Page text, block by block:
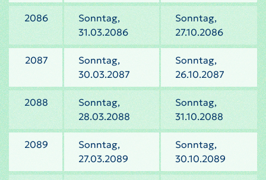
2086
Sonntag,
31.03.2086
Sonntag,
27.10.2086
2087
Sonntag,
30.03.2087
Sonntag,
26.10.2087
2088
Sonntag,
28.03.2088
Sonntag,
31.10.2088
2089
Sonntag,
27.03.2089
Sonntag,
30.10.2089